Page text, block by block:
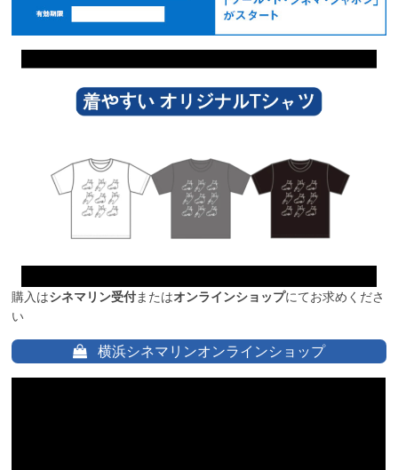
購入はシネマリン受付またはオンラインショップにてお求めくださ
い
横浜シネマリンオンラインショップ